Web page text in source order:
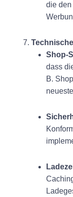
die
7.
Shop-
dass
B.